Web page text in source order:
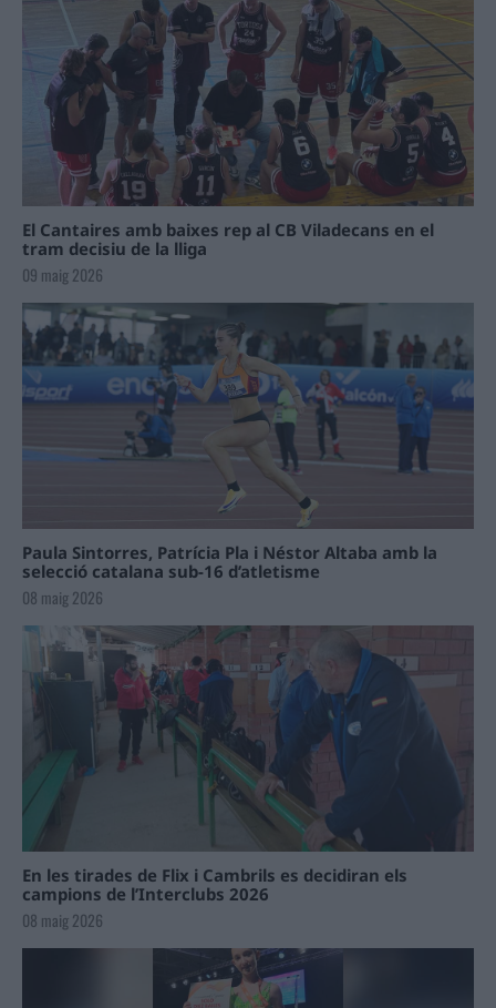
El Cantaires amb baixes rep al CB Viladecans en el
tram decisiu de la lliga
09 maig 2026
Paula Sintorres, Patrícia Pla i Néstor Altaba amb la
selecció catalana sub-16 d’atletisme
08 maig 2026
En les tirades de Flix i Cambrils es decidiran els
campions de l’Interclubs 2026
08 maig 2026